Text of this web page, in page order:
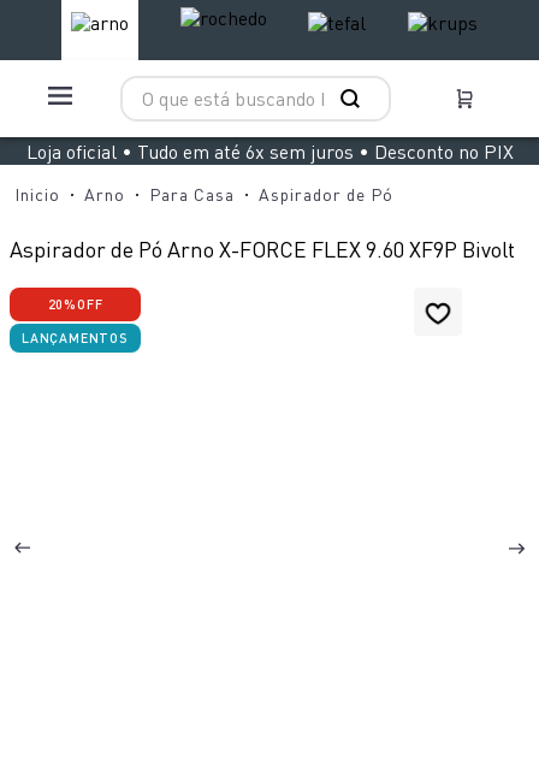
O que está buscando hoje?
Loja oficial • Tudo em até 6x sem juros • Desconto no PIX
Arno Para Casa Aspirador de Pó
Aspirador de Pó Arno X-FORCE FLEX 9.60 XF9P Bivolt
20%OFF
LANÇAMENTOS
TERMOS MAIS BUSCADOS